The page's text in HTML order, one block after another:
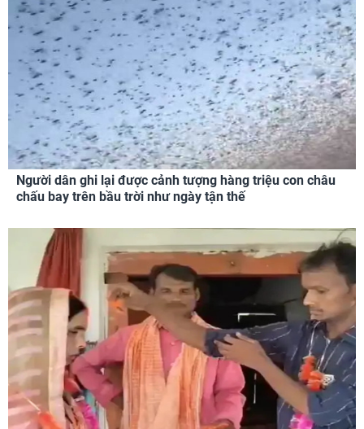
Người dân ghi lại được cảnh tượng hàng triệu con châu
chấu bay trên bầu trời như ngày tận thế